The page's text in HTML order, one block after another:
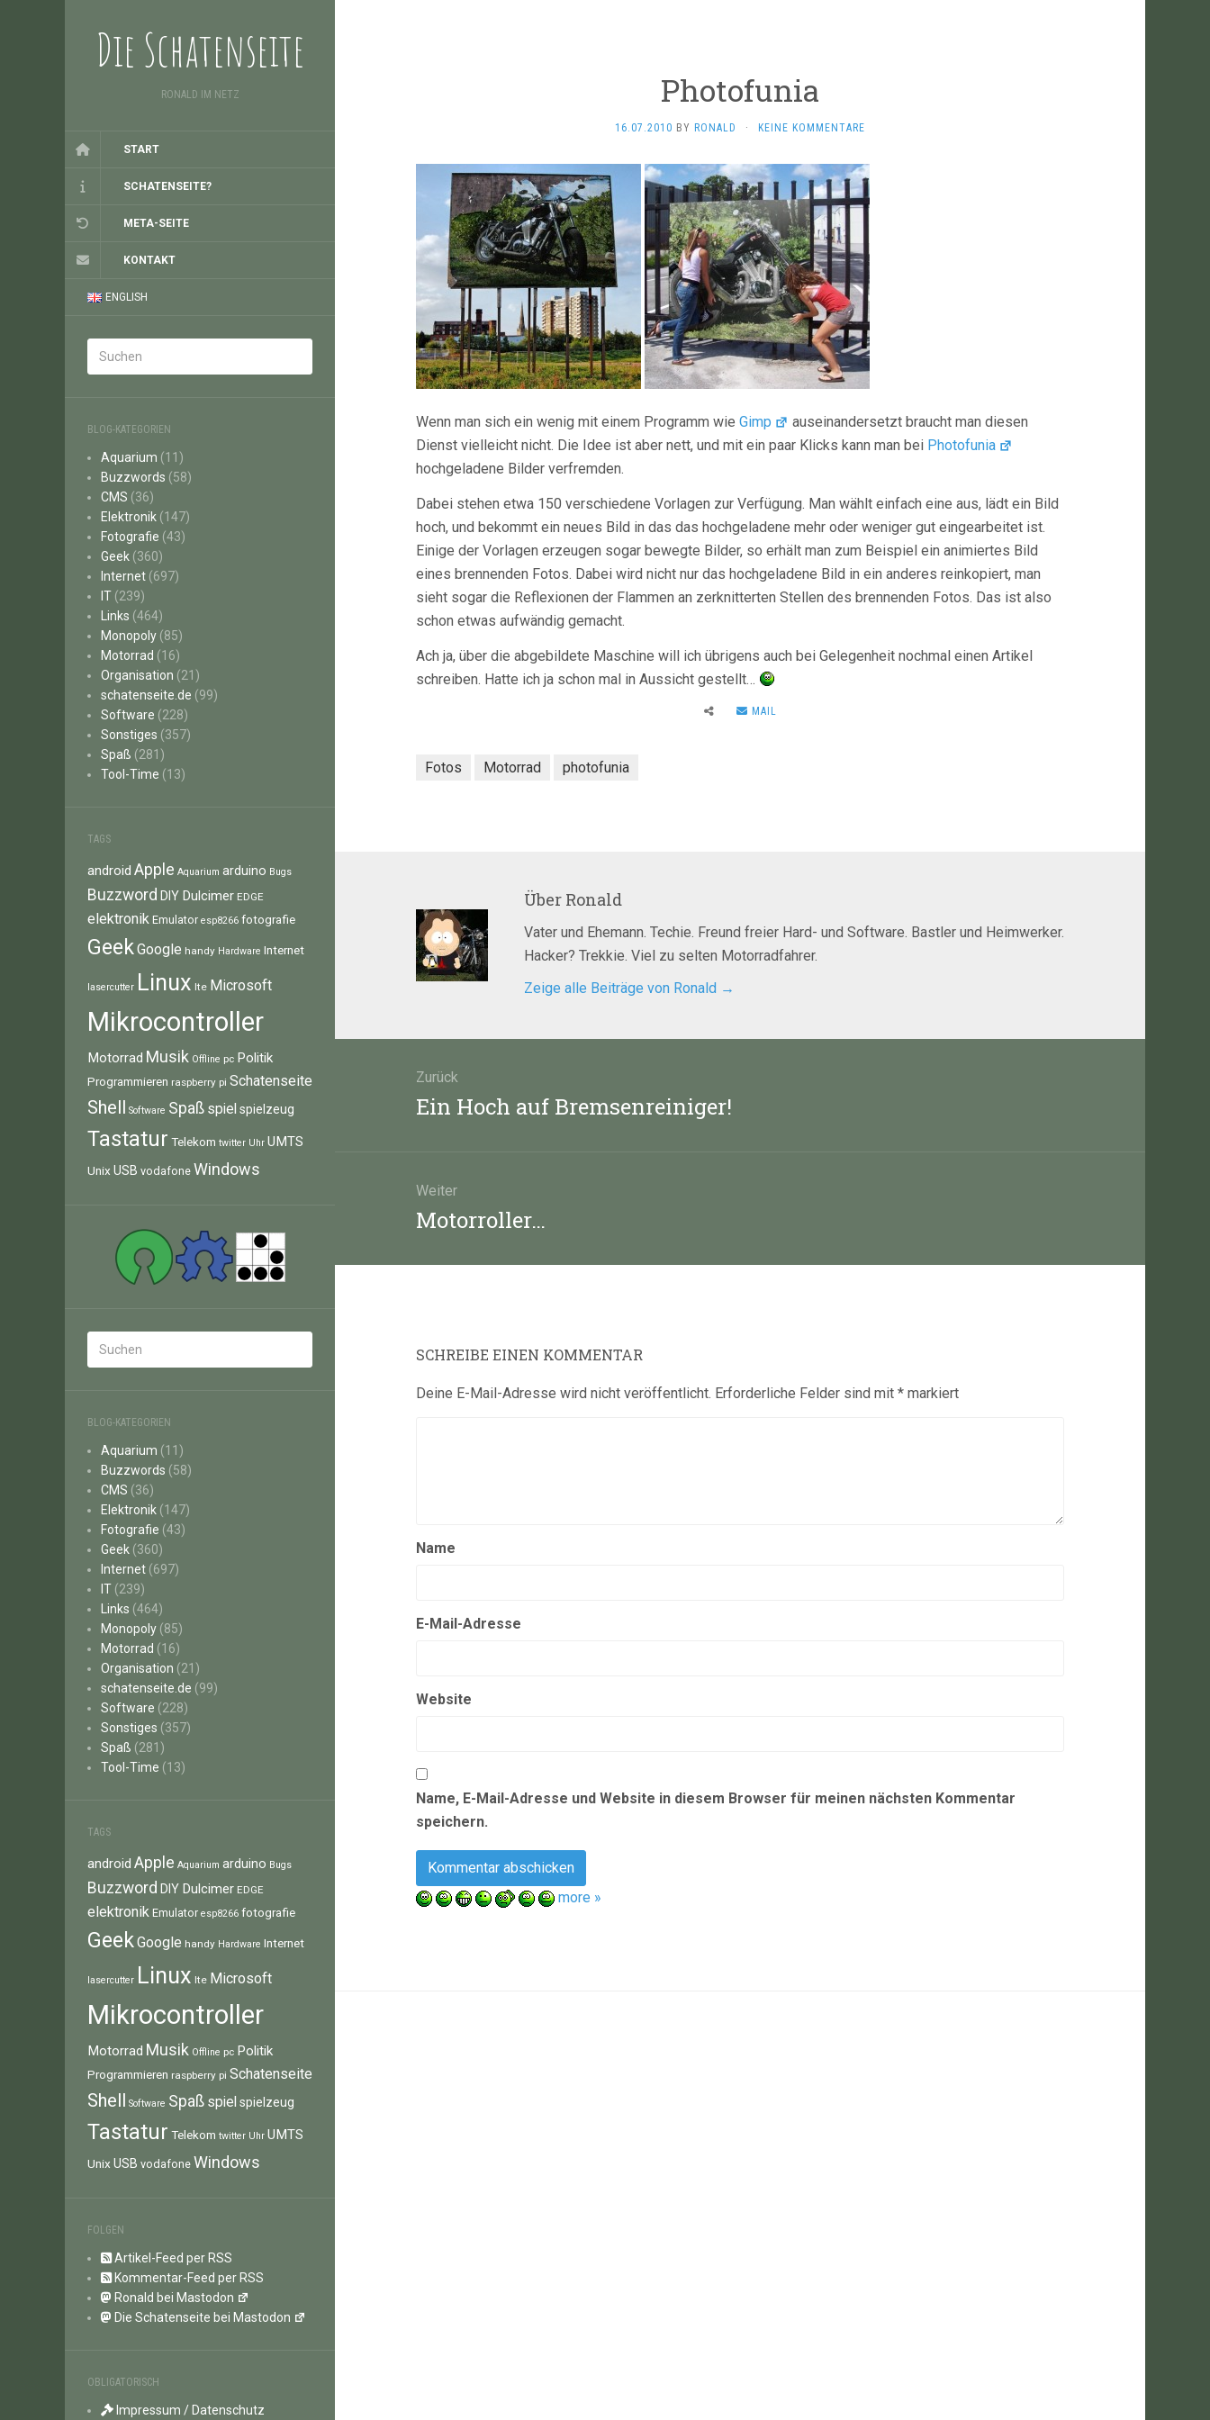
Die Schatenseite
RONALD IM NETZ
START
SCHATENSEITE?
META-SEITE
KONTAKT
ENGLISH
BLOG-KATEGORIEN
Aquarium (11)
Buzzwords (58)
CMS (36)
Elektronik (147)
Fotografie (43)
Geek (360)
Internet (697)
IT (239)
Links (464)
Monopoly (85)
Motorrad (16)
Organisation (21)
schatenseite.de (99)
Software (228)
Sonstiges (357)
Spaß (281)
Tool-Time (13)
TAGS
android Apple Aquarium arduino Bugs
Buzzword DIY Dulcimer EDGE
elektronik Emulator esp8266 fotografie
GeekGoogle handy Hardware Internet
lasercutter Linux lte Microsoft
Mikrocontroller
Motorrad Musik Offline pc Politik
Programmieren raspberry pi Schatenseite
Shell Software Spaß spiel spielzeug
Tastatur Telekom twitter Uhr UMTS
Unix USB vodafone Windows
BLOG-KATEGORIEN
Aquarium (11)
Buzzwords (58)
CMS (36)
Elektronik (147)
Fotografie (43)
Geek (360)
Internet (697)
IT (239)
Links (464)
Monopoly (85)
Motorrad (16)
Organisation (21)
schatenseite.de (99)
Software (228)
Sonstiges (357)
Spaß (281)
Tool-Time (13)
TAGS
android Apple Aquarium arduino Bugs
Buzzword DIY Dulcimer EDGE
elektronik Emulator esp8266 fotografie
GeekGoogle handy Hardware Internet
lasercutter Linux lte Microsoft
Mikrocontroller
Motorrad Musik Offline pc Politik
Programmieren raspberry pi Schatenseite
Shell Software Spaß spiel spielzeug
Tastatur Telekom twitter Uhr UMTS
Unix USB vodafone Windows
FOLGEN
Artikel-Feed per RSS
Kommentar-Feed per RSS
Ronald bei Mastodon
Die Schatenseite bei Mastodon
OBLIGATORISCH
Impressum / Datenschutz
Photofunia
16.07.2010 BY RONALD · KEINE KOMMENTARE
Wenn man sich ein wenig mit einem Programm wie Gimp
auseinandersetzt braucht man diesen
Dienst vielleicht nicht. Die Idee ist aber nett, und mit ein paar Klicks kann man bei Photofunia
hochgeladene Bilder verfremden.
Dabei stehen etwa 150 verschiedene Vorlagen zur Verfügung. Man wählt einfach eine aus, lädt ein Bild
hoch, und bekommt ein neues Bild in das das hochgeladene mehr oder weniger gut eingearbeitet ist.
Einige der Vorlagen erzeugen sogar bewegte Bilder, so erhält man zum Beispiel ein animiertes Bild
eines brennenden Fotos. Dabei wird nicht nur das hochgeladene Bild in ein anderes reinkopiert, man
sieht sogar die Reflexionen der Flammen an zerknitterten Stellen des brennenden Fotos. Das ist also
schon etwas aufwändig gemacht.
Ach ja, über die abgebildete Maschine will ich übrigens auch bei Gelegenheit nochmal einen Artikel
schreiben. Hatte ich ja schon mal in Aussicht gestellt…
MAIL
Fotos Motorrad photofunia
Über Ronald
Vater und Ehemann. Techie. Freund freier Hard- und Software. Bastler und Heimwerker.
Hacker? Trekkie. Viel zu selten Motorradfahrer.
Zeige alle Beiträge von Ronald →
Zurück
Vorheriger
Ein Hoch auf Bremsenreiniger!
Weiter
Nächster
Motorroller…
SCHREIBE EINEN KOMMENTAR
Deine E-Mail-Adresse wird nicht veröffentlicht. Erforderliche Felder sind mit * markiert
Name
E-Mail-Adresse
Website
Name, E-Mail-Adresse und Website in diesem Browser für meinen nächsten Kommentar
speichern.
more »